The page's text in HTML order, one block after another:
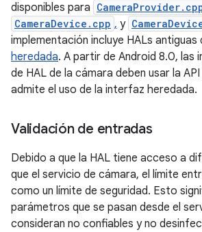
disponibles para
CameraDevice.cpp , y
implementación incluye HALs antiguas
heredada. A partir de Android 8.0, las
de HAL de la cámara deben usar la
admite el uso de la interfaz heredada.
Validación de entradas
Debido a que la HAL tiene acceso a
que el servicio de cámara, el límite
como un límite de seguridad. Esto
parámetros que se pasan desde el
consideran no confiables y no